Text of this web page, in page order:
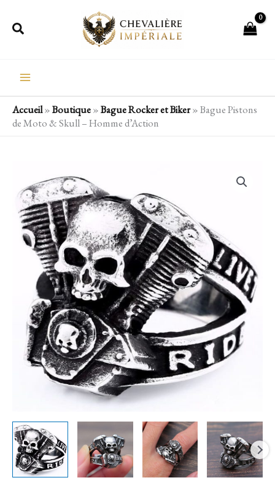
Rechercher
Accueil»Boutique»Bague Rocker et Biker»Bague Pistons
de Moto & Skull – Homme d’Action
de
Bague
Pistons
Homme
d'Action